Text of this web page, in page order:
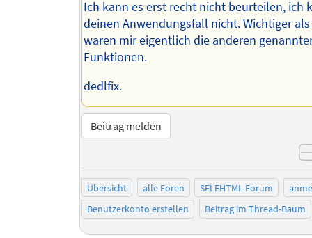
Ich kann es erst recht nicht beurteilen, ich
deinen Anwendungsfall nicht. Wichtiger
waren mir eigentlich die anderen
Funktionen.
dedlfix.
Beitrag melden
Übersicht alle Foren SELFHTML-Forum
Benutzerkonto erstellen
Beitrag im Thread-Baum